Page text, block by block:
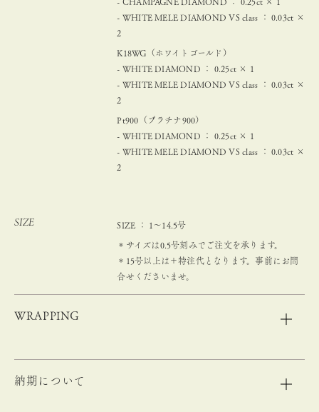
- WHITE MELE DIAMOND VS class ： 0.03ct ×
2
K18WG（ホワイトゴールド）
- WHITE DIAMOND ： 0.25ct × 1
- WHITE MELE DIAMOND VS class ： 0.03ct ×
2
Pt900（プラチナ900）
- WHITE DIAMOND ： 0.25ct × 1
- WHITE MELE DIAMOND VS class ： 0.03ct ×
2
SIZE SIZE ： 1～14.5号
＊サイズは0.5号刻みでご注文を承ります。
＊15号以上は＋特注代となります。事前にお問
合せくださいませ。
WRAPPING
納期について